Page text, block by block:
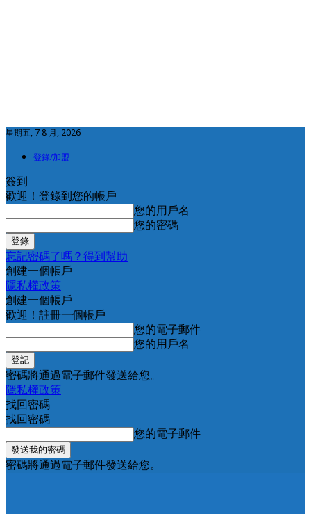
星期五, 7 8 月, 2026
登錄/加盟
簽到
歡迎！登錄到您的帳戶
您的用戶名
您的密碼
忘記密碼了嗎？得到幫助
創建一個帳戶
隱私權政策
創建一個帳戶
歡迎！註冊一個帳戶
您的電子郵件
您的用戶名
密碼將通過電子郵件發送給您。
隱私權政策
找回密碼
找回密碼
您的電子郵件
密碼將通過電子郵件發送給您。